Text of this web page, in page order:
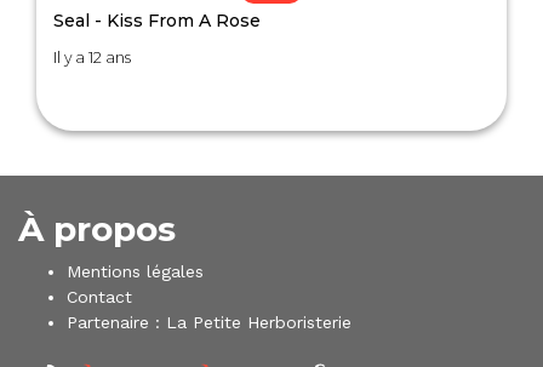
Seal - Kiss From A Rose
Il y a 12 ans
À propos
Mentions légales
Contact
Partenaire : La Petite Herboristerie